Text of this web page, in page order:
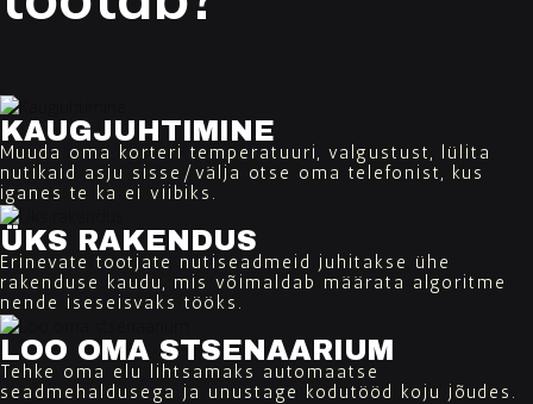
KAUGJUHTIMINE
Muuda oma korteri temperatuuri, valgustust, lülita
nutikaid asju sisse/välja otse oma telefonist, kus
iganes te ka ei viibiks.
ÜKS RAKENDUS
Erinevate tootjate nutiseadmeid juhitakse ühe
rakenduse kaudu, mis võimaldab määrata algoritme
nende iseseisvaks tööks.
LOO OMA STSENAARIUM
Tehke oma elu lihtsamaks automaatse
seadmehaldusega ja unustage kodutööd koju jõudes.